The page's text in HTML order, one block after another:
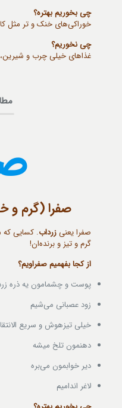
چی بخوریم بهتره؟
خوراکی‌های خنک و تر مثل
چی نخوریم؟
غذاهای خیلی چرب و
صفرا (گرم و
صفرا یعنیزرداب. کسایی که
گرم و تیز و برنده‌ان!
از کجا بفهمیم صفراویم؟
پوست و چشمامون یه ذره
زود عصبانی می‌شیم
خیلی تیزهوش و سریع
دهنمون تلخ میشه
دیر خوابمون می‌بره
لاغر اندامیم